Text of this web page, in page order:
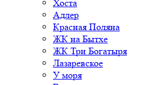
Хоста
Адлер
Красная Поляна
ЖК на Бытхе
ЖК Три Богатыря
Лазаревское
У моря